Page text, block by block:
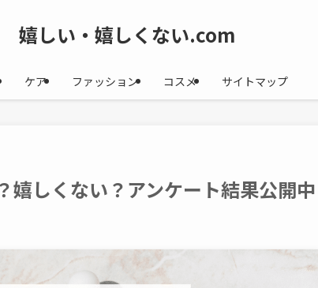
嬉しい・嬉しくない.com
ケア ファッション コスメ サイトマップ
嬉しくない？アンケート結果公開中